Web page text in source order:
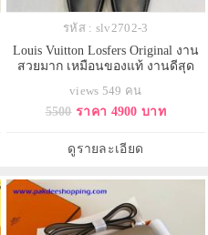
รหัส : slv2702-3
Louis Vuitton Losfers Original งาน
สวยมาก เหมือนของแท้ งานดีสุด
views 549 คน
5500 ราคา 4900 บาท
ดูรายละเอียด